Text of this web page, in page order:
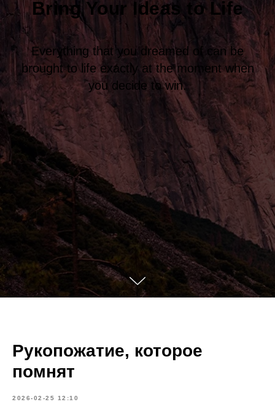
Bring Your Ideas to Life
Everything that you dreamed of can be
brought to life exactly at the moment when
you decide to win.
Рукопожатие, которое
помнят
2026-02-25 12:10